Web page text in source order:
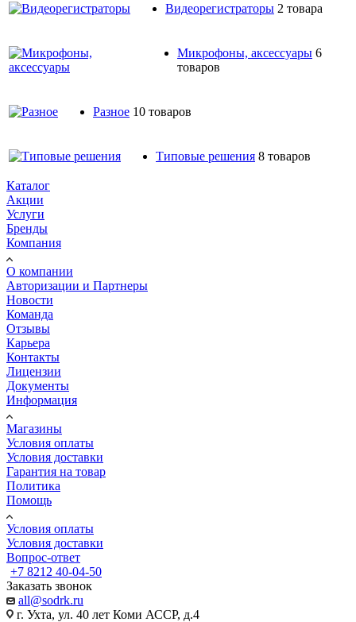
Видеорегистраторы 2 товара
Микрофоны, аксессуары 6
товаров
Разное 10 товаров
Типовые решения 8 товаров
Каталог
Акции
Услуги
Бренды
Компания
О компании
Авторизации и Партнеры
Новости
Команда
Отзывы
Карьера
Контакты
Лицензии
Документы
Информация
Магазины
Условия оплаты
Условия доставки
Гарантия на товар
Политика
Помощь
Условия оплаты
Условия доставки
Вопрос-ответ
+7 8212 40-04-50
Заказать звонок
all@sodrk.ru
г. Ухта, ул. 40 лет Коми АССР, д.4